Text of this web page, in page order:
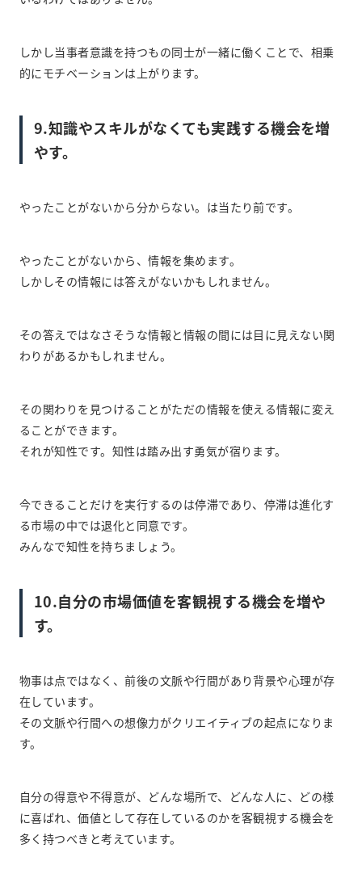
しかし当事者意識を持つもの同士が一緒に働くことで、相乗
的にモチベーションは上がります。
9.知識やスキルがなくても実践する機会を増
やす。
やったことがないから分からない。は当たり前です。
やったことがないから、情報を集めます。
しかしその情報には答えがないかもしれません。
その答えではなさそうな情報と情報の間には目に見えない関
わりがあるかもしれません。
その関わりを見つけることがただの情報を使える情報に変え
ることができます。
それが知性です。知性は踏み出す勇気が宿ります。
今できることだけを実行するのは停滞であり、停滞は進化す
る市場の中では退化と同意です。
みんなで知性を持ちましょう。
10.自分の市場価値を客観視する機会を増や
す。
物事は点ではなく、前後の文脈や行間があり背景や心理が存
在しています。
その文脈や行間への想像力がクリエイティブの起点になりま
す。
自分の得意や不得意が、どんな場所で、どんな人に、どの様
に喜ばれ、価値として存在しているのかを客観視する機会を
多く持つべきと考えています。